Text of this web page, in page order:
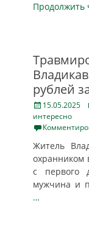
Продолжить
рублей
Posted
on
15.05.2025
интересно
Житель
охранником
с первого
мужчина и
…